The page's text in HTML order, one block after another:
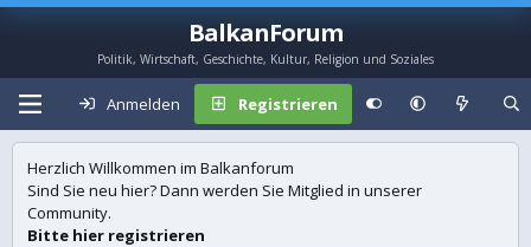
BalkanForum
Politik, Wirtschaft, Geschichte, Kultur, Religion und Soziales
Anmelden Registrieren
Herzlich Willkommen im Balkanforum
Sind Sie neu hier? Dann werden Sie Mitglied in unserer
Community.
Bitte hier registrieren